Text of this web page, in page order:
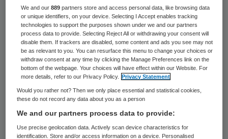
zorgverzekeraars meer mogelijkheden wil
geven medische gegevens van klanten te
bekijken.
Initiatiefnemer van de prijs, Bits of
Freedom, geeft daarnaast de zogeheten
‘expertprijs’, voor privacyschendingen die
minder aandacht krijgen, aan de gemeente
Rotterdam. De stad krijgt die omdat de
We and our889 partners store and access personal data, like browsing data
or unique identifiers, on your device. Selecting I Accept enables tracking
technologies to support the purposes shown under we and our partners
process data to provide. Selecting Reject All or withdrawing your consent will
disable them. If trackers are disabled, some content and ads you see may not
be as relevant to you. You can resurface this menu to change your choices or
withdraw consent at any time by clicking the Manage Preferences link on the
bottom of the webpage. Your choices will have effect within our Website. For
more details, refer to our Privacy Policy.
Privacy Statement
Would you rather not? Then we only place essential and statistical cookies,
these do not record any data about you as a person
We and our partners process data to provide:
Use precise geolocation data. Actively scan device characteristics for
identification. Store and/or access information on a device. Personalised